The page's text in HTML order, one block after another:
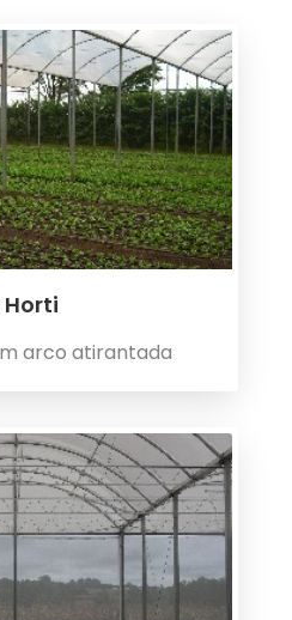
Horti
arco atirantada